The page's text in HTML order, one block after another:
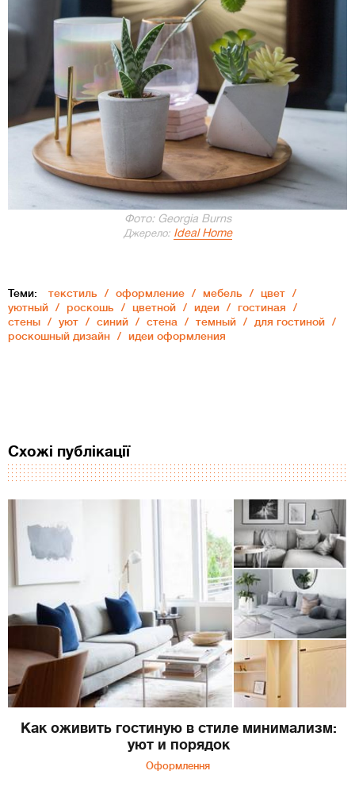
Фото: Georgia Burns
Джерело: Ideal Home
Теми: текстиль оформление мебель
цвет
уютный
роскошь цветной идеи
гостиная
стены
уют синий стена темный
для гостиной
роскошный дизайн
идеи оформления
Схожі публікації
Как оживить гостиную в стиле минимализм:
уют и порядок
Оформлення